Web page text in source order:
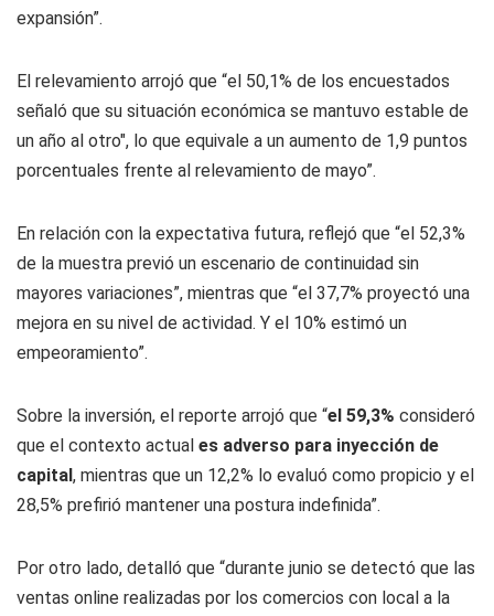
expansión”.
El relevamiento arrojó que “el 50,1% de los encuestados
señaló que su situación económica se mantuvo estable de
un año al otro", lo que equivale a un aumento de 1,9 puntos
porcentuales frente al relevamiento de mayo”.
En relación con la expectativa futura, reflejó que “el 52,3%
de la muestra previó un escenario de continuidad sin
mayores variaciones”, mientras que “el 37,7% proyectó una
mejora en su nivel de actividad. Y el 10% estimó un
empeoramiento”.
Sobre la inversión, el reporte arrojó que “el 59,3% consideró
que el contexto actual es adverso para inyección de
capital, mientras que un 12,2% lo evaluó como propicio y el
28,5% prefirió mantener una postura indefinida”.
Por otro lado, detalló que “durante junio se detectó que las
ventas online realizadas por los comercios con local a la